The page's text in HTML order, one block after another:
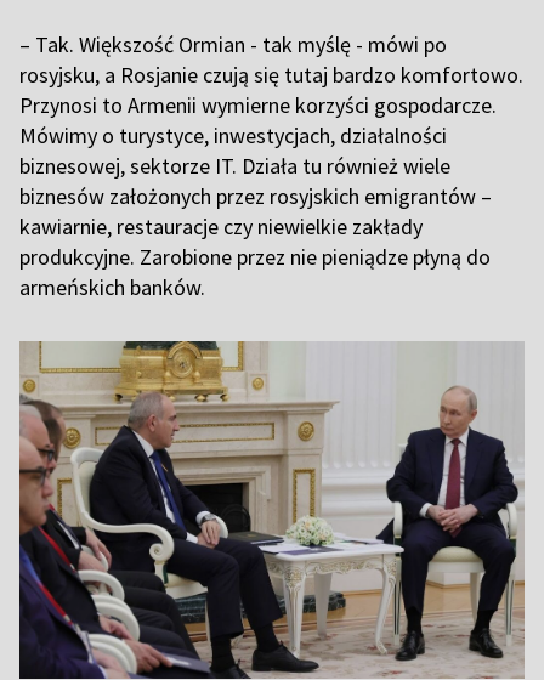
– Tak. Większość Ormian - tak myślę - mówi po
rosyjsku, a Rosjanie czują się tutaj bardzo komfortowo.
Przynosi to Armenii wymierne korzyści gospodarcze.
Mówimy o turystyce, inwestycjach, działalności
biznesowej, sektorze IT. Działa tu również wiele
biznesów założonych przez rosyjskich emigrantów –
kawiarnie, restauracje czy niewielkie zakłady
produkcyjne. Zarobione przez nie pieniądze płyną do
armeńskich banków.